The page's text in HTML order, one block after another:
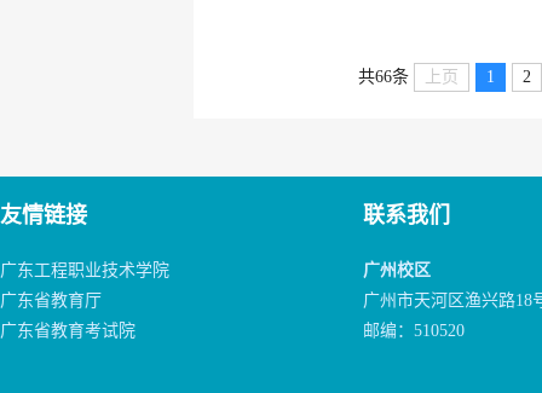
共66条 上页 1 2
友情链接
广东工程职业技术学院
广东省教育厅
广东省教育考试院
联系我们
广州校区
广州市天河区渔兴路18
邮编：510520